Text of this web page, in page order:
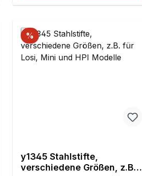
Baja usw.!) bestückt werden
Achsen.Die original Super Baja-
Rey / Super Rock Rey 20mm/6-
Kantmitnehmer (# LOS252077)
werden keine zusätzlichen Teile
der Montage zu entfernen.Bitte
beachten: Diese Adapter passen
%
y1345 Stahlstifte,
verschiedene Größen, z.B.